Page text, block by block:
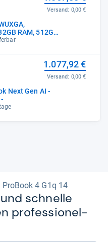
RAM, 512GB
Versand: 0,00 €
Next Gen AI -
1.077,92 €
Versand: 0,00 €
4 G1q 14
schnelle
pro­fes­sio­nel­